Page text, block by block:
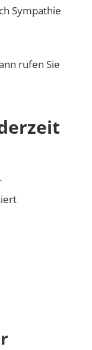
Sympathie
rufen Sie